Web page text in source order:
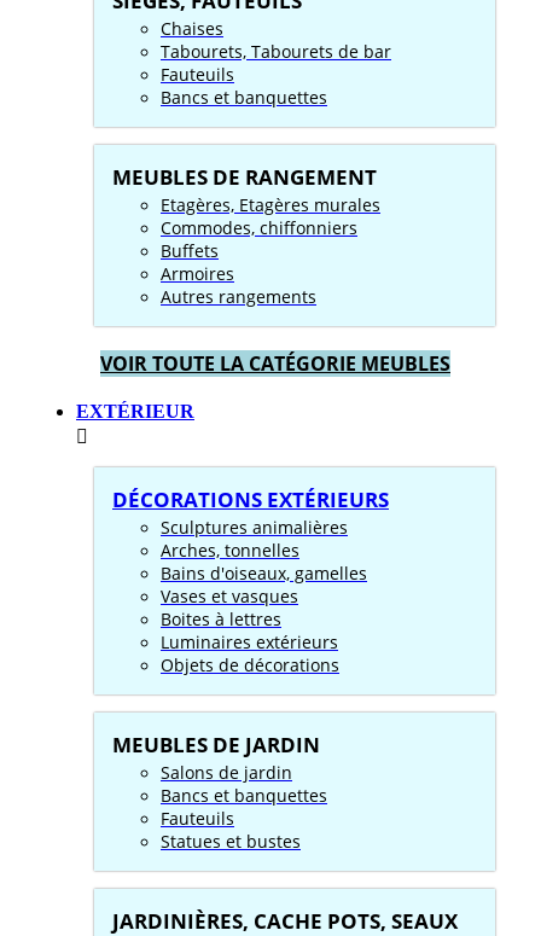
Chaises
Tabourets, Tabourets de bar
Fauteuils
Bancs et banquettes
MEUBLES DE RANGEMENT
Etagères, Etagères murales
Commodes, chiffonniers
Buffets
Armoires
Autres rangements
VOIR TOUTE LA CATÉGORIE MEUBLES
EXTÉRIEUR
DÉCORATIONS EXTÉRIEURS
Sculptures animalières
Arches, tonnelles
Bains d'oiseaux, gamelles
Vases et vasques
Boites à lettres
Luminaires extérieurs
Objets de décorations
MEUBLES DE JARDIN
Salons de jardin
Bancs et banquettes
Fauteuils
Statues et bustes
JARDINIÈRES, CACHE POTS, SEAUX